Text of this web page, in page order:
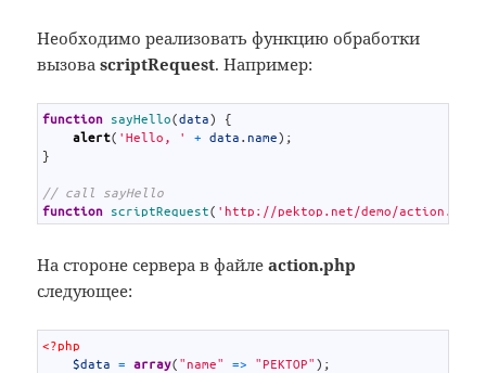
Необходимо реализовать функцию обработки
вызоваscriptRequest. Например:
function sayHello(data)
{
alert( 'Hello, ' + data . name) ;
}
// call sayHello
function
scriptRequest( 'http://pektop.net/demo/
На стороне сервера в файлеaction.php
следующее:
<?php
$data
= array( "name" => "PEKTOP" ) ;